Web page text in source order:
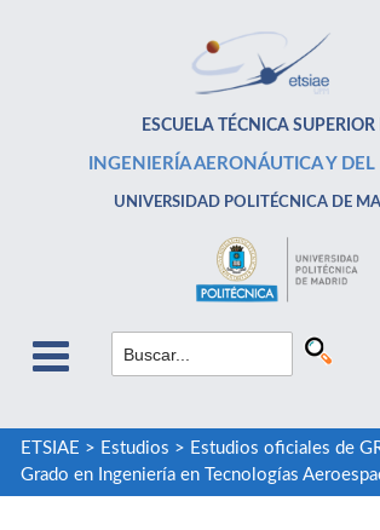
ESCUELA TÉCNICA SUPERIOR
INGENIERÍA AERONÁUTICA Y DEL
UNIVERSIDAD POLITÉCNICA DE
ETSIAE > Estudios > Estudios oficiales de
Grado en Ingeniería en Tecnologías